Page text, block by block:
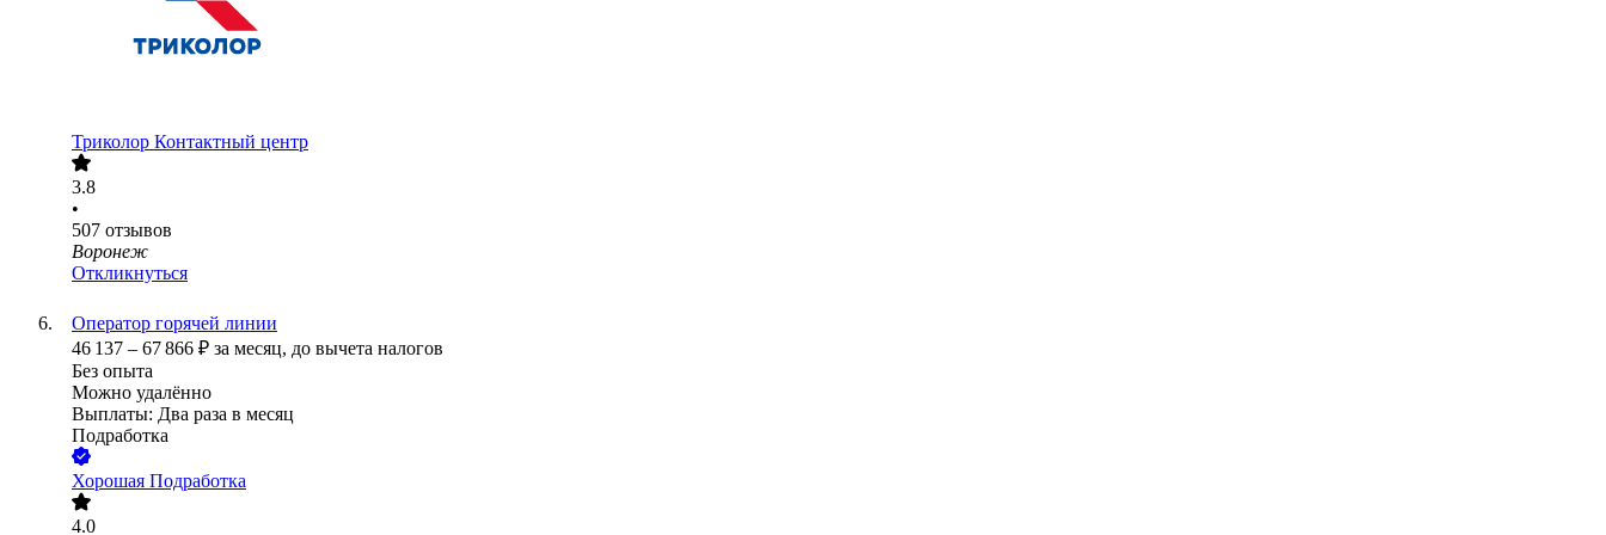
Триколор Контактный центр
3.8
•
507 отзывов
Воронеж
Откликнуться
Оператор горячей линии
46 137 – 67 866 ₽ за месяц, до вычета налогов
Без опыта
Можно удалённо
Выплаты: Два раза в месяц
Подработка
Хорошая Подработка
4.0